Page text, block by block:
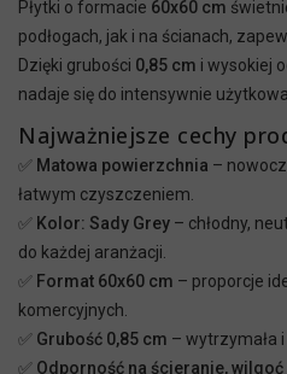
Płytki o formacie 60x60 cm
podłogach, jak i na ścianach,
Dzięki grubości 0,85 cm i wysokiej
nadaje się do intensywnie
Najważniejsze cechy
✅ Matowa powierzchnia –
łatwym czyszczeniem.
✅ Kolor: Sady Grey – chłodny,
do każdej aranżacji.
✅ Format 60x60 cm – proporcje
komercyjnych.
✅ Grubość 0,85 cm – wytrzymała
✅ Odporność na ścieranie,